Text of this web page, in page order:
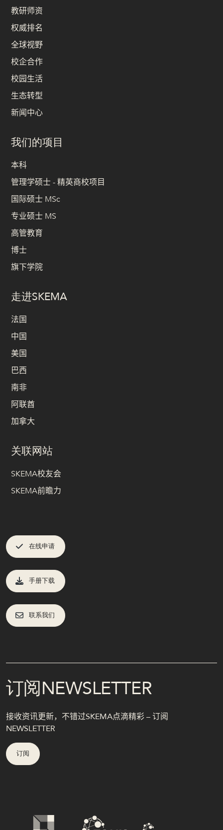
教研师资
权威排名
全球视野
校企合作
校园生活
生态转型
新闻中心
我们的项目
本科
管理学硕士 - 精英商校项目
国际硕士 MSc
专业硕士 MS
高管教育
博士
旗下学院
走进SKEMA
法国
中国
美国
巴西
南非
阿联酋
加拿大
关联网站
SKEMA校友会
SKEMA前瞻力
在线申请
手册下载
联系我们
订阅NEWSLETTER
接收资讯更新，不错过SKEMA点滴精彩 – 订阅
NEWSLETTER
订阅